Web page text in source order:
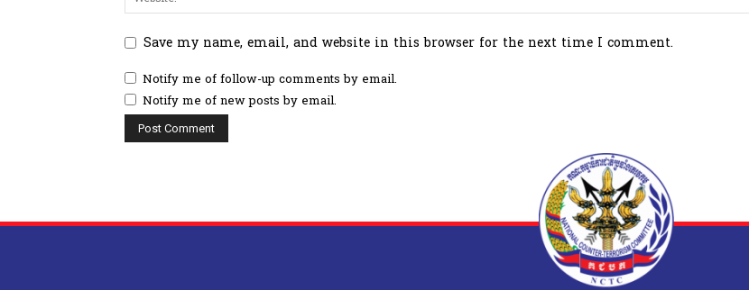
Save my name, email, and website in this browser for the next time I comment.
Notify me of follow-up comments by email.
Notify me of new posts by email.